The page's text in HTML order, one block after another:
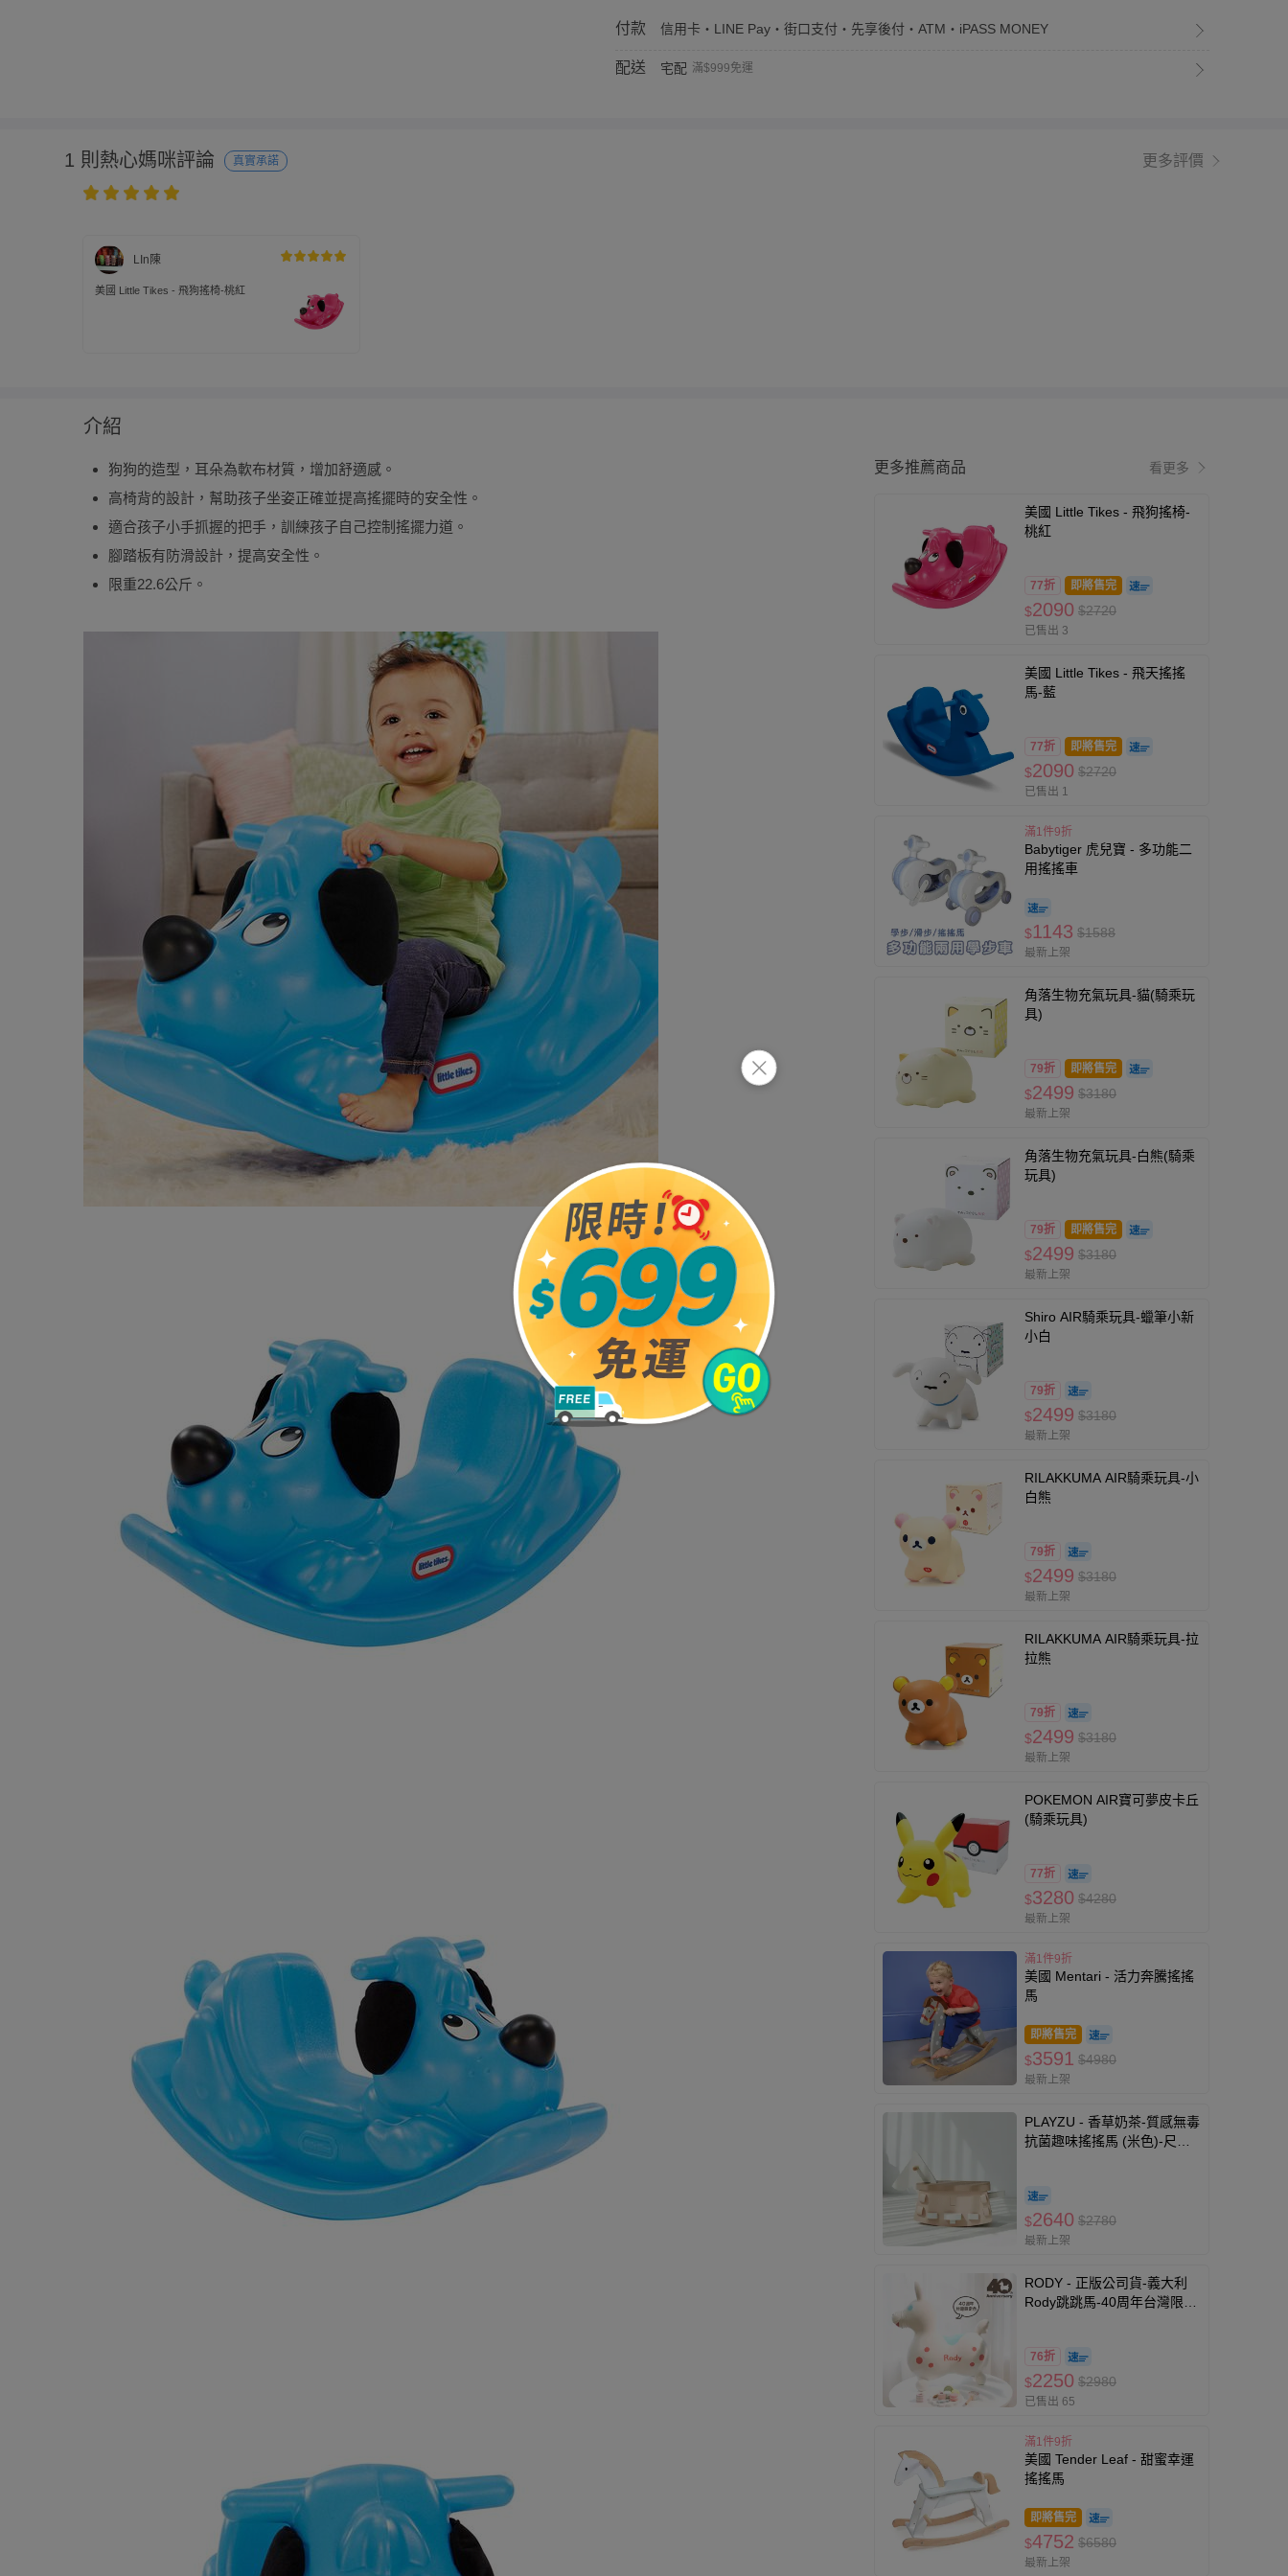
付款 信用卡・LINE Pay・街口支付・先享後付・ATM・iPASS MONEY
配送 宅配 滿$999免運
1 則熱心媽咪評論 真實承諾 更多評價
LIn陳
美國 Little Tikes - 飛狗搖椅-桃紅
介紹
狗狗的造型，耳朵為軟布材質，增加舒適感。
高椅背的設計，幫助孩子坐姿正確並提高搖擺時的安全性。
適合孩子小手抓握的把手，訓練孩子自己控制搖擺力道。
腳踏板有防滑設計，提高安全性。
限重22.6公斤。
更多推薦商品 看更多
美國 Little Tikes - 飛狗搖椅-
桃紅
77折 即將售完
$2090 $2720
已售出 3
美國 Little Tikes - 飛天搖搖
馬-藍
77折 即將售完
$2090 $2720
已售出 1
滿1件9折
Babytiger 虎兒寶 - 多功能二
用搖搖車
$1143 $1588
最新上架
角落生物充氣玩具-貓(騎乘玩
具)
79折 即將售完
$2499 $3180
最新上架
角落生物充氣玩具-白熊(騎乘
玩具)
79折 即將售完
$2499 $3180
最新上架
Shiro AIR騎乘玩具-蠟筆小新
小白
79折
$2499 $3180
最新上架
RILAKKUMA AIR騎乘玩具-小
白熊
79折
$2499 $3180
最新上架
RILAKKUMA AIR騎乘玩具-拉
拉熊
79折
$2499 $3180
最新上架
POKEMON AIR寶可夢皮卡丘
(騎乘玩具)
77折
$3280 $4280
最新上架
滿1件9折
美國 Mentari - 活力奔騰搖搖
馬
即將售完
$3591 $4980
最新上架
PLAYZU - 香草奶茶-質感無毒
抗菌趣味搖搖馬 (米色)-尺
$2640 $2780
最新上架
RODY - 正版公司貨-義大利
Rody跳跳馬-40周年台灣限定
76折
$2250 $2980
已售出 65
滿1件9折
美國 Tender Leaf - 甜蜜幸運
搖搖馬
即將售完
$4752 $6580
最新上架